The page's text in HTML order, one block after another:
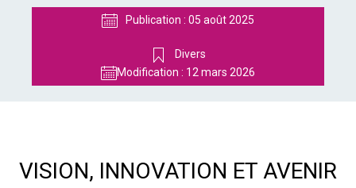
Publication : 05 août 2025
Divers
Modification : 12 mars 2026
VISION, INNOVATION ET AVENIR